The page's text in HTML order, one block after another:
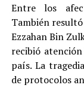
Entre los
También
Ezzahan Bin
recibió
país. La
de protocolos